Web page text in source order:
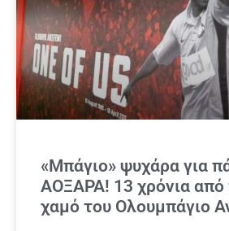
«Μπάγιο» ψυχάρα για
ΑΟΞΑΡΑ! 13 χρόνια από
χαμό του Ολουμπάγιο